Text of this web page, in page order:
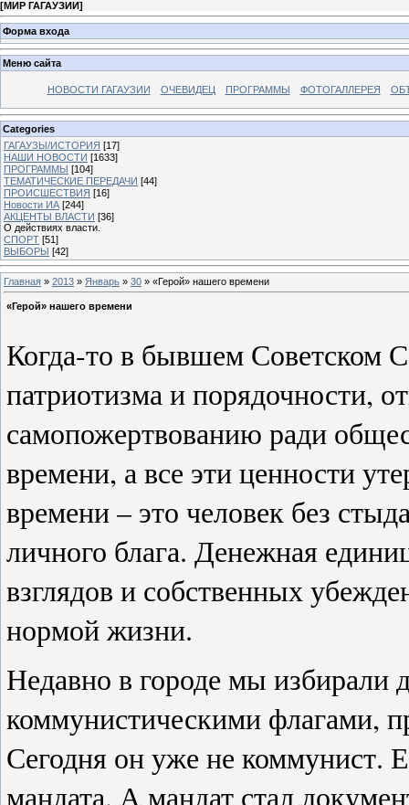
[МИР ГАГАУЗИИ]
Форма входа
Меню сайта
НОВОСТИ ГАГАУЗИИ ОЧЕВИДЕЦ ПРОГРАММЫ ФОТОГАЛЛЕРЕЯ
Categories
ГАГАУЗЫ/ИСТОРИЯ [17]
НАШИ НОВОСТИ [1633]
ПРОГРАММЫ [104]
ТЕМАТИЧЕСКИЕ ПЕРЕДАЧИ [44]
ПРОИСШЕСТВИЯ [16]
Новости ИА [244]
АКЦЕНТЫ ВЛАСТИ [36]
О действиях власти.
СПОРТ [51]
ВЫБОРЫ [42]
Главная » 2013 » Январь » 30 » «Герой» нашего времени
«Герой» нашего времени
Когда-то в бывшем Советском
патриотизма и порядочности,
самопожертвованию ради
времени, а все эти ценности
времени – это человек без
личного блага. Денежная
взглядов и собственных
нормой жизни.
Недавно в городе мы избирали
коммунистическими флагами,
Сегодня он уже не коммунист.
мандата. А мандат стал